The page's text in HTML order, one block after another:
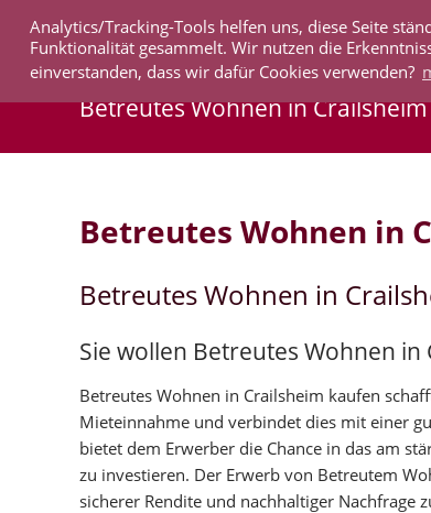
Analytics/Tracking-Tools helfen uns, diese Seite
Funktionalität gesammelt. Wir nutzen die
einverstanden, dass wir dafür Cookies verwenden?
Betreutes Wohnen in
Betreutes Wohnen in
Betreutes Wohnen in
Sie wollen Betreutes Wohnen in
Betreutes Wohnen in Crailsheim kaufen
Mieteinnahme und verbindet dies mit einer
bietet dem Erwerber die Chance in das am
zu investieren. Der Erwerb von Betreutem
sicherer Rendite und nachhaltiger Nachfrage